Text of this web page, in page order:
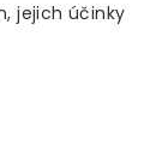
jejich účinky